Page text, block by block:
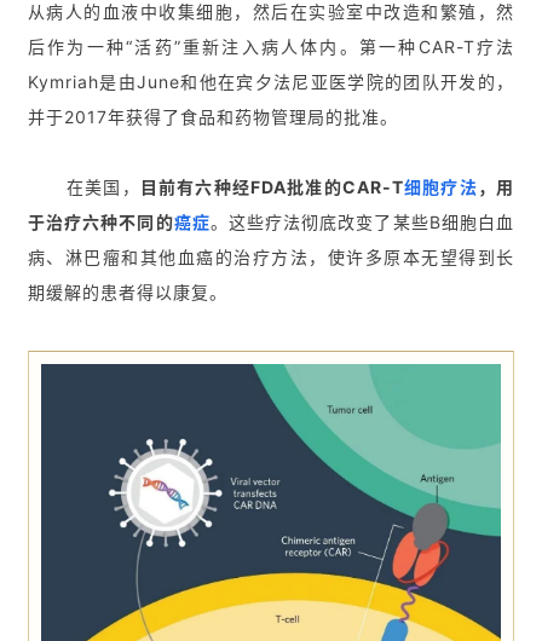
从病人的血液中收集细胞，然后在实验室中改造和繁殖，然
后作为一种“活药”重新注入病人体内。第一种CAR-T疗法
Kymriah是由June和他在宾夕法尼亚医学院的团队开发的，
并于2017年获得了食品和药物管理局的批准。
在美国， 目前有六种经FDA批准的CAR-T细胞疗法，用
于治疗六种不同的癌症。这些疗法彻底改变了某些B细胞白血
病、淋巴瘤和其他血癌的治疗方法，使许多原本无望得到长
期缓解的患者得以康复。